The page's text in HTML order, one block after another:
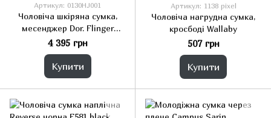
Артикул: 0130HJ001
Чоловіча шкіряна сумка,
месенджер Dor. Flinger
чорна
4 395 грн
Купити
Артикул: 1138 pixel
Чоловіча нагрудна сумка,
кросбоді Wallaby
507 грн
Купити